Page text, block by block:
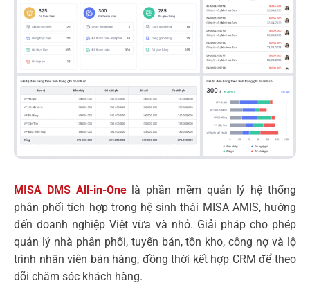
MISA DMS All-in-Onelà phần mềm quản lý hệ thống
phân phối tích hợp trong hệ sinh thái MISA AMIS, hướng
đến doanh nghiệp Việt vừa và nhỏ. Giải pháp cho phép
quản lý nhà phân phối, tuyến bán, tồn kho, công nợ và lộ
trình nhân viên bán hàng, đồng thời kết hợp CRM để theo
dõi chăm sóc khách hàng.